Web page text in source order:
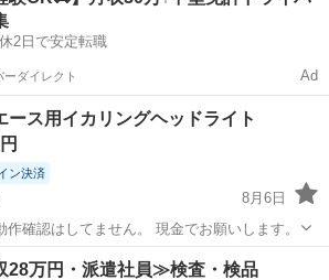
2日で安定転職
ーダイレクト Ad
ース用イカリングヘッドライト
ン決済
8月6日
確認はしてません。 現金でお願いします。
駅 外装、車外用品 イカリング
万円・派遣社員≫検査・検品